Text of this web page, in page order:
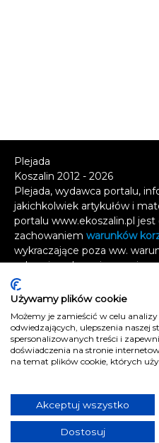
Plejada
Koszalin 2012 - 2026
Plejada, wydawca portalu,
jakichkolwiek artykułów i
portalu www.ekoszalin.pl
zachowaniem warunków
wykraczające poza ww.
zabronione bez pisemnej
się, w jaki sposób możesz
wykorzystanie treści.
Naruszenie tych zasad jest
odpowiedzialnością karną.
Wszelkie prawa zastrzeżone.
Kontakt
Polityka prywatności
koszalin.pl
Używamy plików cookie
Możemy je zamieścić w celu
odwiedzających, ulepszenia naszej
spersonalizowanych treści i
doświadczenia na stronie
na temat plików cookie, których
Akceptuj wszystko
Dostosuj